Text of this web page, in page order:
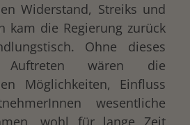
Widerstand, Streiks und
kam die Regierung zurück
Ohne dieses
Auftreten wären die
Möglichkeiten, Einfluss
wesentliche
wohl für lange Zeit